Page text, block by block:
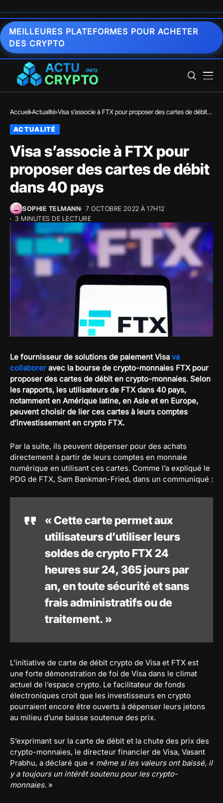
MEILLEURES PLATEFORMES POUR ACHETER
DES CRYPTO
Accueil Actualité Visa s’associe à FTX pour proposer des cartes de débit
ACTUALITÉ
Visa s’associe à FTX pour
proposer des cartes de débit
dans 40 pays
SOPHIE TELMANN
7 OCTOBRE 2022 À 17H12
3 MINUTES DE LECTURE
Le fournisseur de solutions de paiement Visa va
collaborer avec la bourse de crypto-monnaies FTX pour
proposer des cartes de débit en crypto-monnaies. Selon
les rapports, les utilisateurs de FTX dans 40 pays,
notamment en Amérique latine, en Asie et en Europe,
peuvent choisir de lier ces cartes à leurs comptes
d’investissement en crypto FTX.
Par la suite, ils peuvent dépenser pour des achats
directement à partir de leurs comptes en monnaie
numérique en utilisant ces cartes. Comme l’a expliqué le
PDG de FTX, Sam Bankman-Fried, dans un communiqué :
« Cette carte permet aux
utilisateurs d’utiliser leurs
soldes de crypto FTX 24
heures sur 24, 365 jours par
an, en toute sécurité et sans
frais administratifs ou de
traitement. »
L’initiative de carte de débit crypto de Visa et FTX est
une forte démonstration de foi de Visa dans le climat
actuel de l’espace crypto. Le facilitateur de fonds
électroniques croit que les investisseurs en crypto
pourraient encore être ouverts à dépenser leurs jetons
au milieu d’une baisse soutenue des prix.
S’exprimant sur la carte de débit et la chute des prix des
crypto-monnaies, le directeur financier de Visa, Vasant
Prabhu, a déclaré que « même si les valeurs ont baissé, il
y a toujours un intérêt soutenu pour les crypto-
monnaies. »